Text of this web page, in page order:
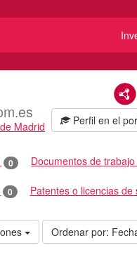
Perfil en el
Madrid
0 Documentos de trabajo
0 Patentes o licencias de
Ordenar por: